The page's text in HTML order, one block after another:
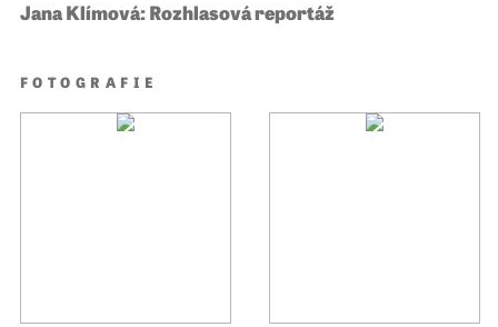
Jana Klímová: Rozhlasová reportáž
FOTOGRAFIE